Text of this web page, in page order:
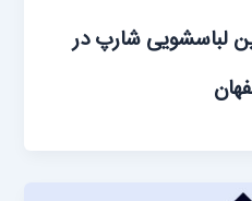
لباسشویی شارپ در